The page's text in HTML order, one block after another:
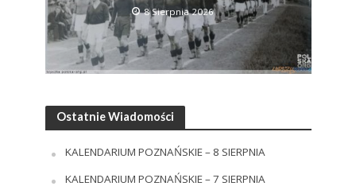
8 Sierpnia 2026
Ostatnie Wiadomości
KALENDARIUM POZNAŃSKIE – 8 SIERPNIA
KALENDARIUM POZNAŃSKIE – 7 SIERPNIA